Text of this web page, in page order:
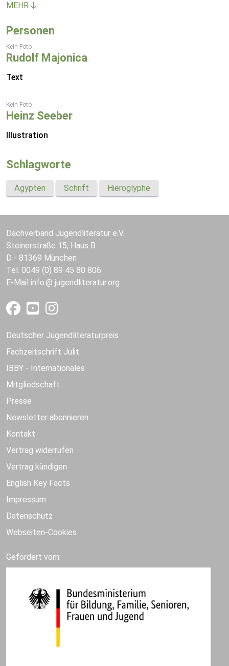
MEHR
Personen
Kein Foto
Rudolf Majonica
Text
Kein Foto
Heinz Seeber
Illustration
Schlagworte
Ägypten Schrift Hieroglyphe
Dachverband Jugendliteratur e.V.
Steinerstraße 15, Haus B
D - 81369 München
Tel. 0049 (0) 89 45 80 806
E-Mail info jugendliteratur.org
Deutscher Jugendliteraturpreis
Fachzeitschrift Julit
IBBY - Internationales
Mitgliedschaft
Presse
Newsletter abonnieren
Kontakt
Vertrag widerrufen
Vertrag kündigen
English Key Facts
Impressum
Datenschutz
Webseiten-Cookies
Gefördert vom: